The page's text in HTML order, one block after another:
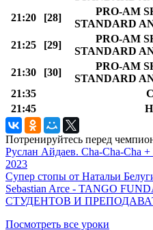
21:20
[28]
PRO-AM
STANDARD
21:25
[29]
PRO-AM
STANDARD
21:30
[30]
PRO-AM
STANDARD
21:35
21:45
Потренируйтесь перед
Руслан Айдаев. Cha-Cha-Cha
2023
Супер стопы от Натальи
Sebastian Arce - TANGO
СТУДЕНТОВ И
Посмотреть все уроки